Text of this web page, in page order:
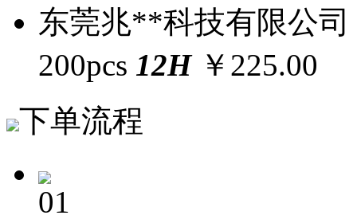
东莞兆**科技有限公司
200pcs 12H ￥225.00
下单流程
01